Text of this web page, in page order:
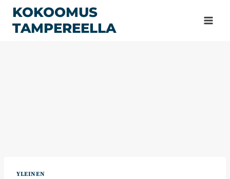
Siirry
sisältöön
KOKOOMUS
TAMPEREELLA
YLEINEN